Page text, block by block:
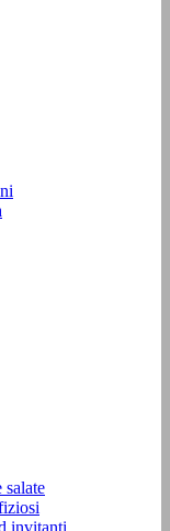
invitanti